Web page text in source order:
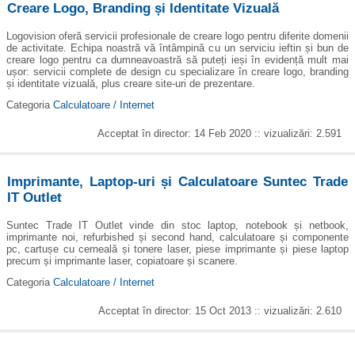
Creare Logo, Branding și Identitate Vizuală
Logovision oferă servicii profesionale de creare logo pentru diferite domenii
de activitate. Echipa noastră vă întâmpină cu un serviciu ieftin și bun de
creare logo pentru ca dumneavoastră să puteți ieși în evidență mult mai
ușor: servicii complete de design cu specializare în creare logo, branding
și identitate vizuală, plus creare site-uri de prezentare.
Categoria Calculatoare / Internet
Acceptat în director: 14 Feb 2020 :: vizualizări: 2.591
Imprimante, Laptop-uri și Calculatoare Suntec Trade
IT Outlet
Suntec Trade IT Outlet vinde din stoc laptop, notebook și netbook,
imprimante noi, refurbished și second hand, calculatoare și componente
pc, cartușe cu cerneală și tonere laser, piese imprimante și piese laptop
precum și imprimante laser, copiatoare și scanere.
Categoria Calculatoare / Internet
Acceptat în director: 15 Oct 2013 :: vizualizări: 2.610